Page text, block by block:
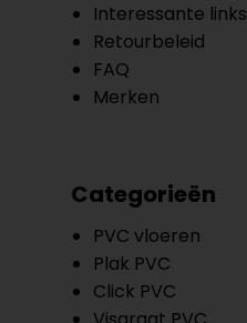
Interessante links
Retourbeleid
FAQ
Merken
Categorieën
PVC vloeren
Plak PVC
Click PVC